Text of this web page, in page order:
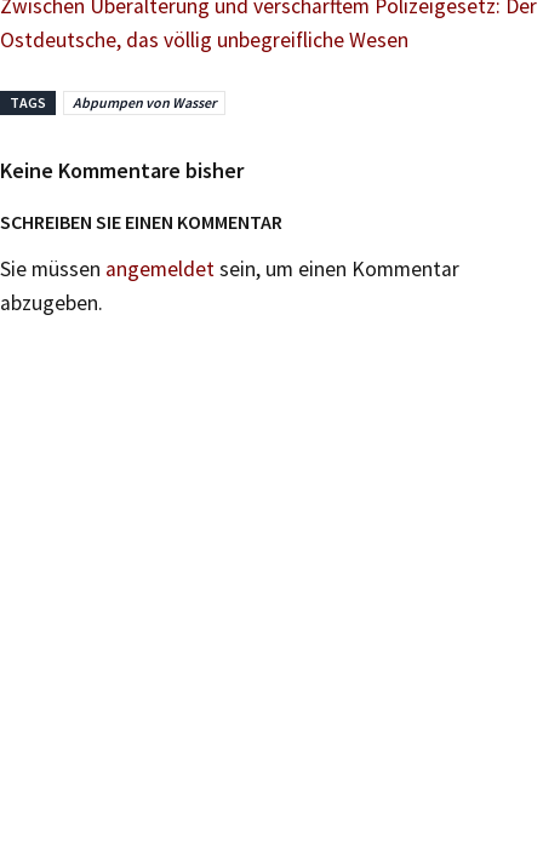
Zwischen Überalterung und verschärftem Polizeigesetz: Der
Ostdeutsche, das völlig unbegreifliche Wesen
TAGS Abpumpen von Wasser
Keine Kommentare bisher
SCHREIBEN SIE EINEN KOMMENTAR
Sie müssen angemeldetsein, um einen Kommentar
abzugeben.